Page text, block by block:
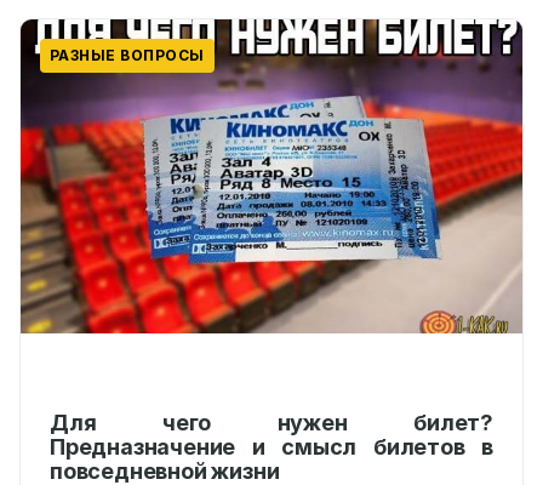
РАЗНЫЕ ВОПРОСЫ
Для чего нужен билет?
Предназначение и смысл билетов в
повседневной жизни